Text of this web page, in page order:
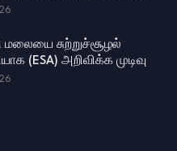
மலையை சுற்றுச்சூழல்
(ESA) அறிவிக்க முடிவு